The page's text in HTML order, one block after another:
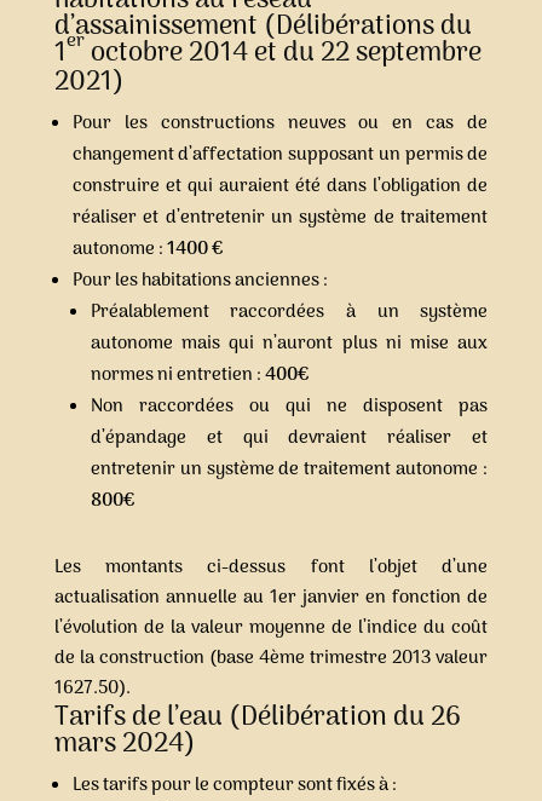
d’assainissement (Délibérations du
1eroctobre 2014 et du 22 septembre
2021)
Pour les constructions neuves ou en cas de
changement d’affectation supposant un permis de
construire et qui auraient été dans l’obligation de
réaliser et d’entretenir un système de traitement
autonome :1400 €
Pour les habitations anciennes :
Préalablement raccordées à un système
autonome mais qui n’auront plus ni mise aux
normes ni entretien :400€
Non raccordées ou qui ne disposent pas
d’épandage et qui devraient réaliser et
entretenir un système de traitement autonome :
800€
Les montants ci-dessus font l’objet d’une
actualisation annuelle au 1er janvier en fonction de
l’évolution de la valeur moyenne de l’indice du coût
de la construction (base 4ème trimestre 2013 valeur
1627.50).
Tarifs de l’eau (Délibération du 26
mars 2024)
Les tarifs pour le compteur sont fixés à :